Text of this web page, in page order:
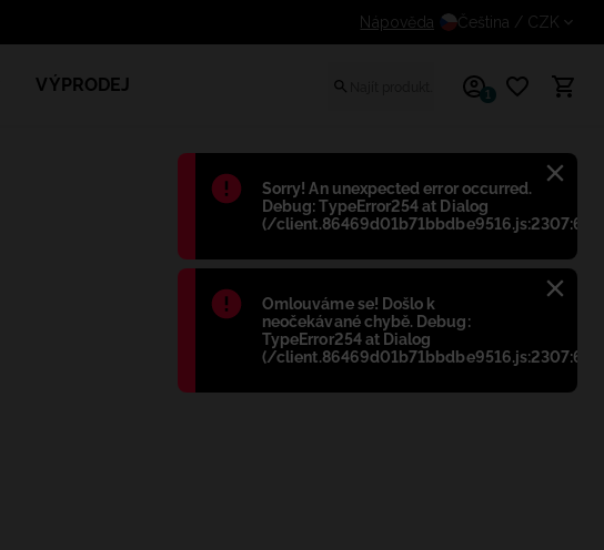
Błąd:
Sorry! An unexpected error occurred.
Debug: TypeError254 at Dialog
(/
Błąd:
Omlouváme se! Došlo k
neočekávané chybě. Debug:
TypeError254 at Dialog
(/
Získejte dodatečnou slevu pro registrované zákazníky
Nápověda Čeština / CZK
VÝPRODEJ 1